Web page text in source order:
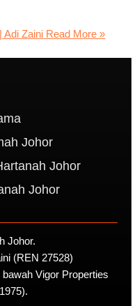
Adi Zaini Read More »
Johor
Johor
Johor
Johor.
(REN 27528)
Vigor Properties